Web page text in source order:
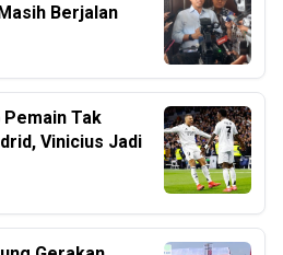
Berjalan
Tak
Vinicius Jadi